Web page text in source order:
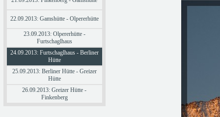
22.09.2013: Gamshütte - Olpererhütte
23.09.2013: Olpererhütte -
Furtschaglhaus
24.09.2013: Furtschaglhaus - Berliner
Hütte
25.09.2013: Berliner Hütte - Greizer
Hütte
26.09.2013: Greizer Hütte -
Finkenberg